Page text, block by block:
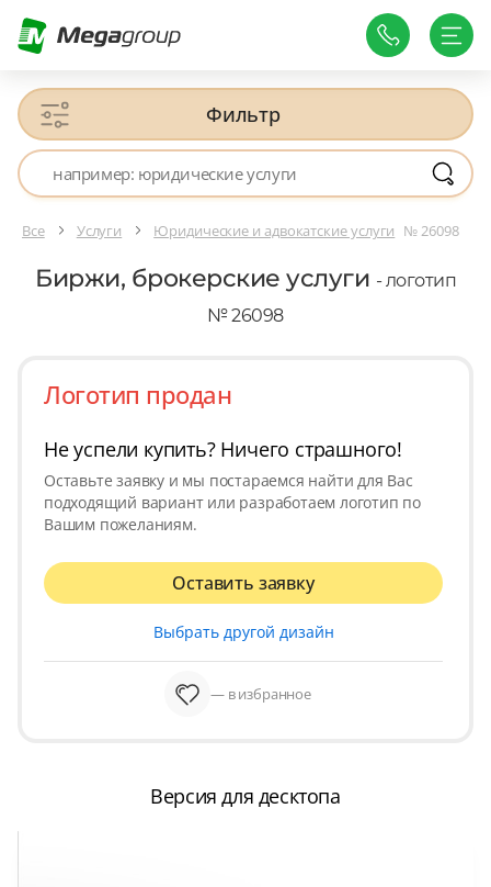
Фильтр
Все Услуги Юридические и адвокатские услуги № 26098
Биржи, брокерские услуги - логотип
№ 26098
Логотип продан
Не успели купить? Ничего страшного!
Оставьте заявку и мы постараемся найти для Вас
подходящий вариант или разработаем логотип по
Вашим пожеланиям.
Оставить заявку
Выбрать другой дизайн
— в избранное
Версия для десктопа